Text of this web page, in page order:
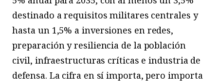
destinado a requisitos militares centrales y
hasta un 1,5% a inversiones en redes,
preparación y resiliencia de la población
civil, infraestructuras críticas e industria de
defensa. La cifra en sí importa, pero importa